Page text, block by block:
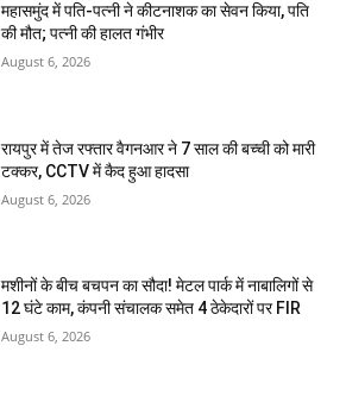
महासमुंद में पति-पत्नी ने कीटनाशक का सेवन किया, पति
की मौत; पत्नी की हालत गंभीर
August 6, 2026
रायपुर में तेज रफ्तार वैगनआर ने 7 साल की बच्ची को मारी
टक्कर, CCTV में कैद हुआ हादसा
August 6, 2026
मशीनों के बीच बचपन का सौदा! मेटल पार्क में नाबालिगों से
12 घंटे काम, कंपनी संचालक समेत 4 ठेकेदारों पर FIR
August 6, 2026